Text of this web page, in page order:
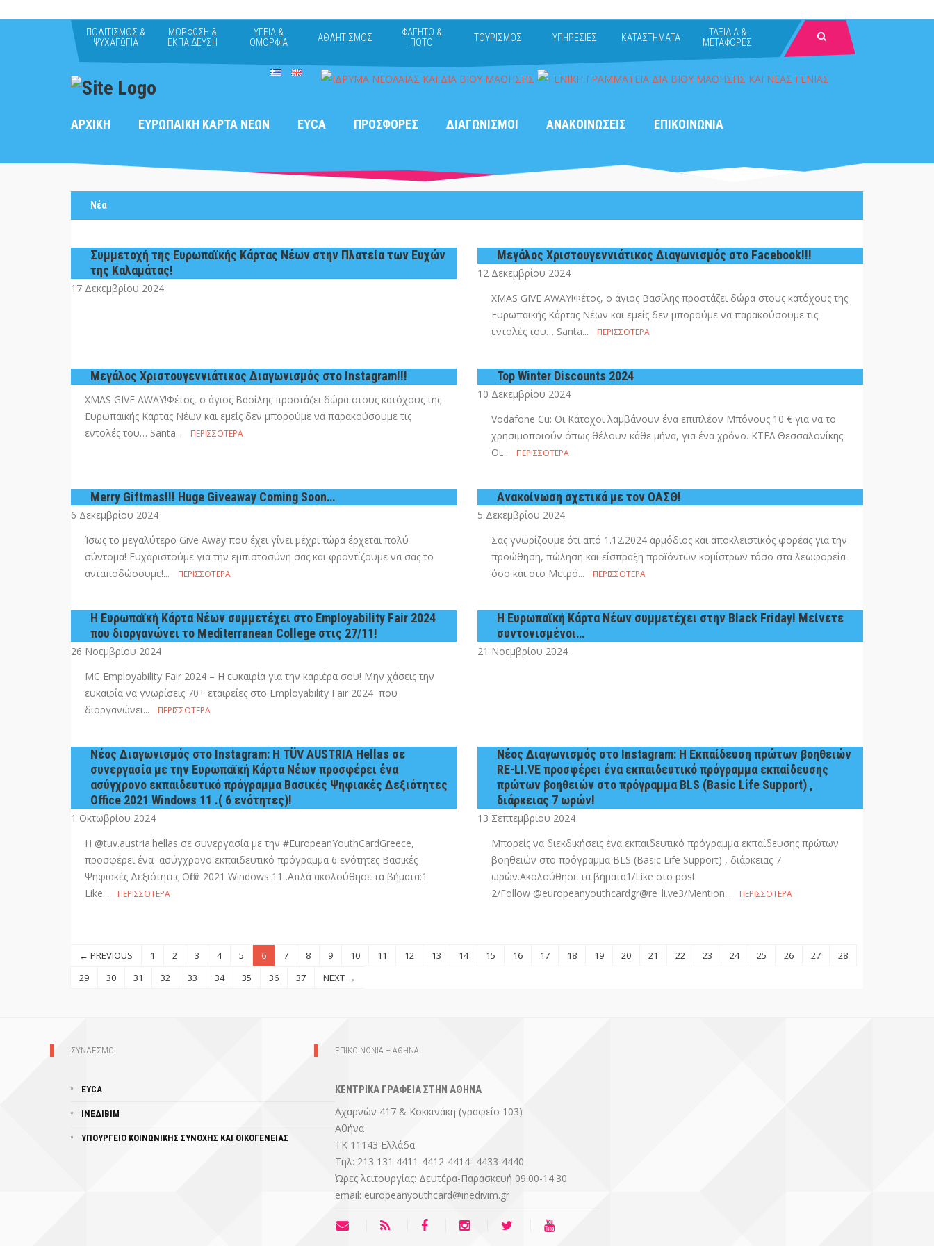
ΠΟΛΙΤΙΣΜΟΣ &
ΨΥΧΑΓΩΓΙΑ
ΜΟΡΦΩΣΗ &
ΕΚΠΑΙΔΕΥΣΗ
ΥΓΕΙΑ &
ΟΜΟΡΦΙΑ
ΑΘΛΗΤΙΣΜΟΣ
ΦΑΓΗΤΟ &
ΠΟΤΟ
ΤΟΥΡΙΣΜΟΣ ΥΠΗΡΕΣΙΕΣ ΚΑΤΑΣΤΗΜΑΤΑ
ΤΑΞΙΔΙΑ &
ΜΕΤΑΦΟΡΕΣ
ΑΡΧΙΚΗ ΕΥΡΩΠΑΙΚΗ ΚΑΡΤΑ ΝΕΩΝ EYCA ΠΡΟΣΦΟΡΕΣ ΔΙΑΓΩΝΙΣΜΟΙ ΑΝΑΚΟΙΝΩΣΕΙΣ ΕΠΙΚΟΙΝΩΝΙΑ
Νέα
Συμμετοχή της Ευρωπαϊκής Κάρτας Νέων στην Πλατεία των Ευχών
της Καλαμάτας!
17 Δεκεμβρίου 2024
Μεγάλος Χριστουγεννιάτικος Διαγωνισμός στο Facebook!!!
12 Δεκεμβρίου 2024
XMAS GIVE AWAY!Φέτος, ο άγιος Βασίλης προστάζει δώρα στους κατόχους της
Ευρωπαϊκής Κάρτας Νέων και εμείς δεν μπορούμε να παρακούσουμε τις
εντολές του… Santa...
ΠΕΡΙΣΣΌΤΕΡΑ
Μεγάλος Χριστουγεννιάτικος Διαγωνισμός στο Instagram!!!
XMAS GIVE AWAY!Φέτος, ο άγιος Βασίλης προστάζει δώρα στους κατόχους της
Ευρωπαϊκής Κάρτας Νέων και εμείς δεν μπορούμε να παρακούσουμε τις
εντολές του… Santa...
ΠΕΡΙΣΣΌΤΕΡΑ
Top Winter Discounts 2024
10 Δεκεμβρίου 2024
Vodafone Cu: Οι Κάτοχοι λαμβάνουν ένα επιπλέον Μπόνους 10 € για να το
χρησιμοποιούν όπως θέλουν κάθε μήνα, για ένα χρόνο. ΚΤΕΛ Θεσσαλονίκης:
Οι...
ΠΕΡΙΣΣΌΤΕΡΑ
Merry Giftmas!!! Huge Giveaway Coming Soon…
6 Δεκεμβρίου 2024
Ίσως το μεγαλύτερο Give Away που έχει γίνει μέχρι τώρα έρχεται πολύ
σύντομα! Ευχαριστούμε για την εμπιστοσύνη σας και φροντίζουμε να σας το
ανταποδώσουμε!...
ΠΕΡΙΣΣΌΤΕΡΑ
Ανακοίνωση σχετικά με τον ΟΑΣΘ!
5 Δεκεμβρίου 2024
Σας γνωρίζουμε ότι από 1.12.2024 αρμόδιος και αποκλειστικός φορέας για την
προώθηση, πώληση και είσπραξη προϊόντων κομίστρων τόσο στα λεωφορεία
όσο και στο Μετρό...
ΠΕΡΙΣΣΌΤΕΡΑ
Η Ευρωπαϊκή Κάρτα Νέων συμμετέχει στο Employability Fair 2024
που διοργανώνει το Mediterranean College στις 27/11!
26 Νοεμβρίου 2024
MC Employability Fair 2024 – Η ευκαιρία για την καριέρα σου! Μην χάσεις την
ευκαιρία να γνωρίσεις 70+ εταιρείες στο Employability Fair 2024 που
διοργανώνει...
ΠΕΡΙΣΣΌΤΕΡΑ
Η Ευρωπαϊκή Κάρτα Νέων συμμετέχει στην Black Friday! Μείνετε
συντονισμένοι…
21 Νοεμβρίου 2024
Νέος Διαγωνισμός στο Instagram: Η TÜV AUSTRIA Hellas σε
συνεργασία με την Ευρωπαϊκή Κάρτα Νέων προσφέρει ένα
ασύγχρονο εκπαιδευτικό πρόγραμμα Βασικές Ψηφιακές Δεξιότητες
Οffice 2021 Windows 11 .( 6 ενότητες)!
1 Οκτωβρίου 2024
Η @tuv.austria.hellas σε συνεργασία με την #EuropeanYouthCardGreece,
προσφέρει ένα ασύγχρονο εκπαιδευτικό πρόγραμμα 6 ενότητες Βασικές
Ψηφιακές Δεξιότητες Οffice 2021 Windows 11 .Aπλά ακολούθησε τα βήματα:1
Like...
ΠΕΡΙΣΣΌΤΕΡΑ
Νέος Διαγωνισμός στο Instagram: Η Εκπαίδευση πρώτων βοηθειών
RE-LI.VE προσφέρει ένα εκπαιδευτικό πρόγραμμα εκπαίδευσης
πρώτων βοηθειών στο πρόγραμμα BLS (Basic Life Support) ,
διάρκειας 7 ωρών!
13 Σεπτεμβρίου 2024
Μπορείς να διεκδικήσεις ένα εκπαιδευτικό πρόγραμμα εκπαίδευσης πρώτων
βοηθειών στο πρόγραμμα BLS (Basic Life Support) , διάρκειας 7
ωρών.Ακολούθησε τα βήματα1/Like στο post
2/Follow @europeanyouthcardgr@re_li.ve3/Mention...
ΠΕΡΙΣΣΌΤΕΡΑ
← PREVIOUS 1 2 3 4 5 6 7 8 9 10 11 12 13 14 15 16 17 18 19 20 21 22 23 24 25 26 27
28
29
30 31 32 33 34 35 36 37 NEXT →
ΣΥΝΔΕΣΜΟΙ
EYCA
ΙΝΕΔΙΒΙΜ
ΥΠΟΥΡΓΕΊΟ ΚΟΙΝΩΝΙΚΗΣ ΣΥΝΟΧΗΣ ΚΑΙ ΟΙΚΟΓΕΝΕΙΑΣ
ΕΠΙΚΟΙΝΩΝΙΑ – ΑΘΗΝΑ
ΚΕΝΤΡΙΚΑ ΓΡΑΦΕΙΑ ΣΤΗΝ ΑΘΗΝΑ
Αχαρνών 417 & Κοκκινάκη (γραφείο 103)
Αθήνα
ΤΚ 11143 Ελλάδα
Τηλ: 213 131 4411-4412-4414- 4433-4440
Ώρες λειτουργίας: Δευτέρα-Παρασκευή 09:00-14:30
email: europeanyouthcard@inedivim.gr